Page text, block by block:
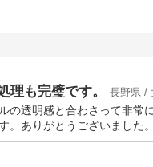
理も完璧です。 長野県 /
透明感と合わさって非常
。ありがとうございました。